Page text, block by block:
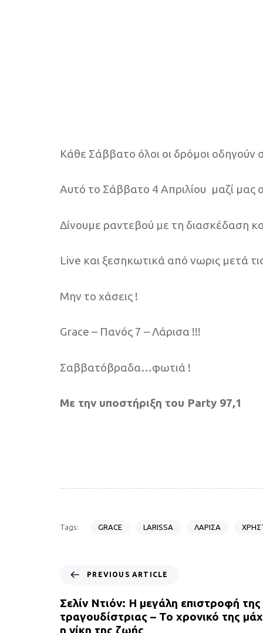
Κάθε Σάββατο όλοι οι δρόμοι οδηγούν
Αυτό το Σάββατο 4 Απριλίου μαζί μας
Δίνουμε ραντεβού με τη διασκέδαση
Live και ξεσηκωτικά από νωρις μετά
Μην το χάσεις !
Grace – Πανός 7 – Λάρισα !!!
Σαββατόβραδα…φωτιά !
Με την υποστήριξη του Party 97,1
Tags: GRACE LARISSA ΛΑΡΙΣΑ
e
v
PREVIOUS ARTICLE
Σελίν Ντιόν: Η μεγάλη επιστροφή της
τραγουδίστριας – Το χρονικό της
η νίκη της ζωής